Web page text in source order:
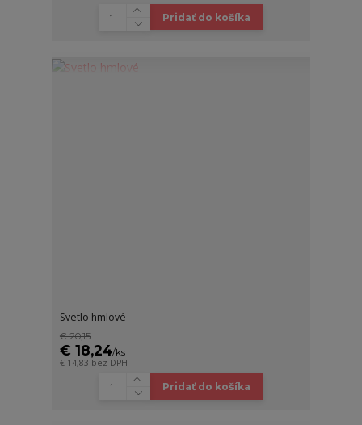
Pridať do košíka
Svetlo hmlové
€ 20,15
€ 18,24/ks
€ 14,83 bez DPH
Pridať do košíka